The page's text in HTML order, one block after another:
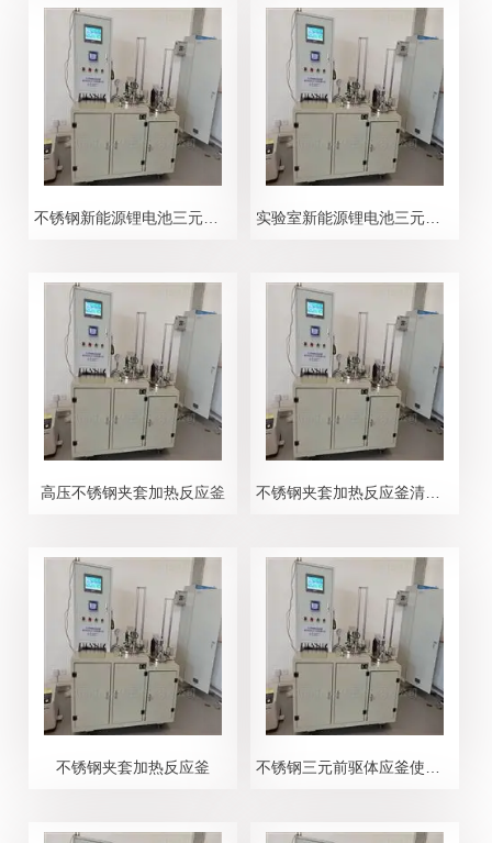
不锈钢新能源锂电池三元前驱体反应釜 实验室新能源锂电池三元前驱体反应釜
高压不锈钢夹套加热反应釜 不锈钢夹套加热反应釜清洗方法
不锈钢夹套加热反应釜 不锈钢三元前驱体应釜使用方法